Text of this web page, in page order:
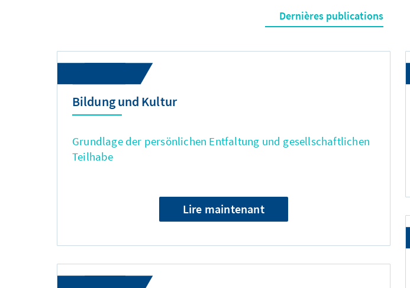
Dernières publications
Bildung und Kultur
Grundlage der persönlichen Entfaltung und gesellschaftlichen
Teilhabe
Lire maintenant